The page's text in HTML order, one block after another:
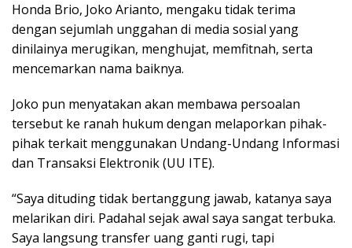
Honda Brio, Joko Arianto, mengaku tidak terima
dengan sejumlah unggahan di media sosial yang
dinilainya merugikan, menghujat, memfitnah, serta
mencemarkan nama baiknya.
Joko pun menyatakan akan membawa persoalan
tersebut ke ranah hukum dengan melaporkan pihak-
pihak terkait menggunakan Undang-Undang Informasi
dan Transaksi Elektronik (UU ITE).
“Saya dituding tidak bertanggung jawab, katanya saya
melarikan diri. Padahal sejak awal saya sangat terbuka.
Saya langsung transfer uang ganti rugi, tapi